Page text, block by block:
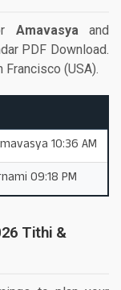
Amavasyaand
PDF Download.
(USA).
10:36 AM
09:18 PM
Tithi &